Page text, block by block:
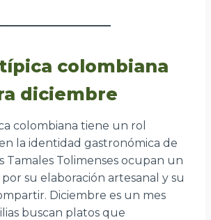
colombiana
diciembre
colombiana tiene un rol
la identidad gastronómica de
Tamales Tolimenses ocupan un
por su elaboración artesanal y su
Diciembre es un mes
buscan platos que